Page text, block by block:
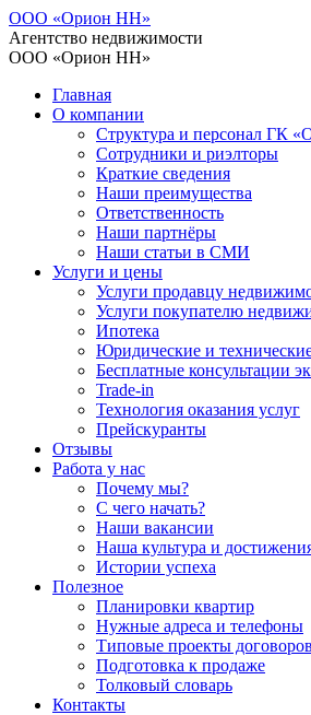
ООО «Орион НН»
Агентство недвижимости
ООО «Орион НН»
Главная
О компании
Структура и персонал ГК
Сотрудники и риэлторы
Краткие сведения
Наши преимущества
Ответственность
Наши партнёры
Наши статьи в СМИ
Услуги и цены
Услуги продавцу
Услуги покупателю
Ипотека
Юридические и
Бесплатные консультации
Trade-in
Технология оказания услуг
Прейскуранты
Отзывы
Работа у нас
Почему мы?
С чего начать?
Наши вакансии
Наша культура и
Истории успеха
Полезное
Планировки квартир
Нужные адреса и телефоны
Типовые проекты договоров
Подготовка к продаже
Толковый словарь
Контакты